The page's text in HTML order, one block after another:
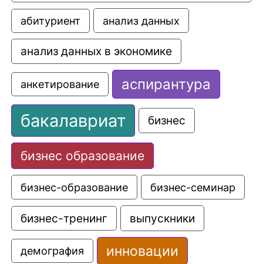
абитуриент анализ данных
анализ данных в экономике
анкетирование аспирантура
бакалавриат бизнес
бизнес образование
бизнес-образование бизнес-семинар
бизнес-тренинг выпускники
демография инновации